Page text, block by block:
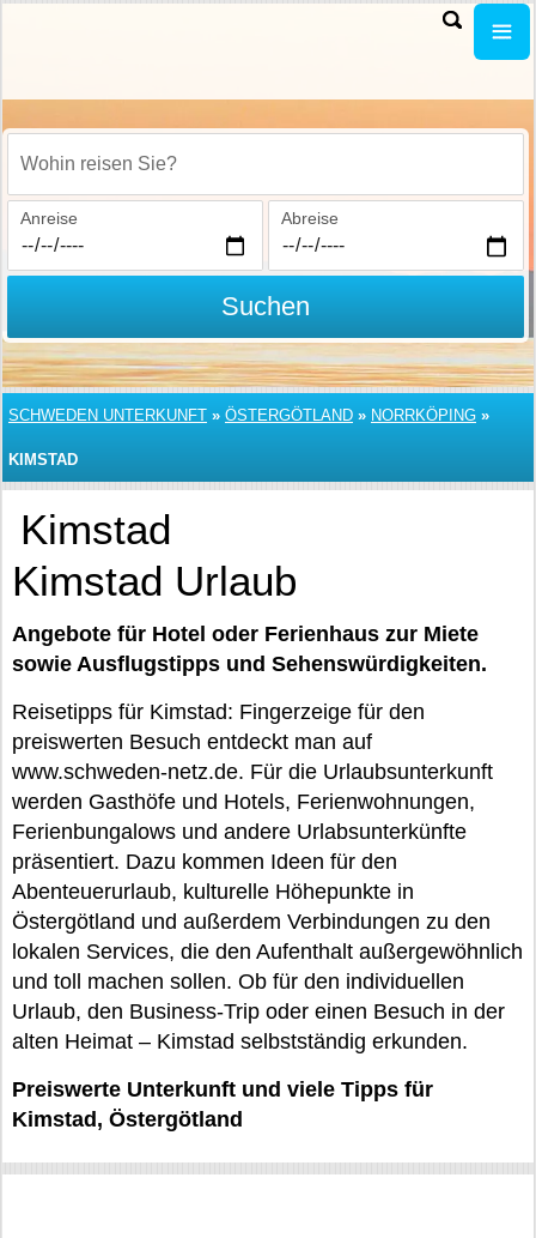
Wohin reisen Sie?
Anreise Abreise
Suchen
SCHWEDEN UNTERKUNFT » ÖSTERGÖTLAND » NORRKÖPING »
KIMSTAD
Kimstad
Kimstad Urlaub
Angebote für Hotel oder Ferienhaus zur Miete
sowie Ausflugstipps und Sehenswürdigkeiten.
Reisetipps für Kimstad: Fingerzeige für den
preiswerten Besuch entdeckt man auf
www.schweden-netz.de. Für die Urlaubsunterkunft
werden Gasthöfe und Hotels, Ferienwohnungen,
Ferienbungalows und andere Urlabsunterkünfte
präsentiert. Dazu kommen Ideen für den
Abenteuerurlaub, kulturelle Höhepunkte in
Östergötland und außerdem Verbindungen zu den
lokalen Services, die den Aufenthalt außergewöhnlich
und toll machen sollen. Ob für den individuellen
Urlaub, den Business-Trip oder einen Besuch in der
alten Heimat – Kimstad selbstständig erkunden.
Preiswerte Unterkunft und viele Tipps für
Kimstad, Östergötland